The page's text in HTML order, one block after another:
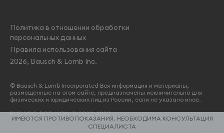
Политика в отношении обработки
персональных данных
Правила использования сайта
2026, Bausch & Lomb Inc.
© Bausch & Lomb Incorporated Вся информация и материалы,
размещенные на этом сайте, предназначены искличительно для
физических и юридических лиц из России, если не указано иное.
RUS-VSC-BOD-NON-11-2022-4022
ИМЕЮТСЯ ПРОТИВОПОКАЗАНИЯ. НЕОБХОДИМА КОНСУЛЬТАЦИЯ
СПЕЦИАЛИСТА